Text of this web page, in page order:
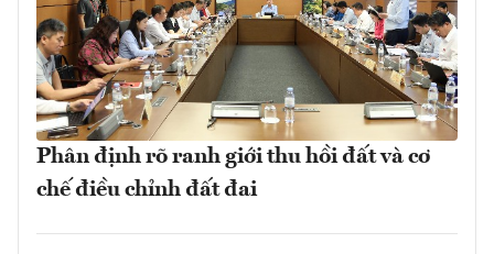
Phân định rõ ranh giới thu hồi đất và cơ
chế điều chỉnh đất đai